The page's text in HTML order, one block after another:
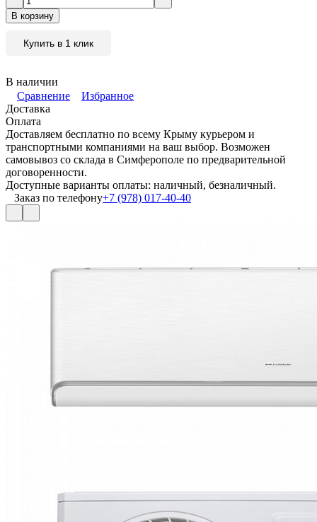
В корзину
Купить в 1 клик
В наличии
Сравнение
Избранное
Доставка
Оплата
Доставляем бесплатно по всему Крыму курьером и
транспортными компаниями на ваш выбор. Возможен
самовывоз со склада в Симферополе по предварительной
договоренности.
Доступные варианты оплаты: наличный, безналичный.
Заказ по телефону+7 (978) 017-40-40